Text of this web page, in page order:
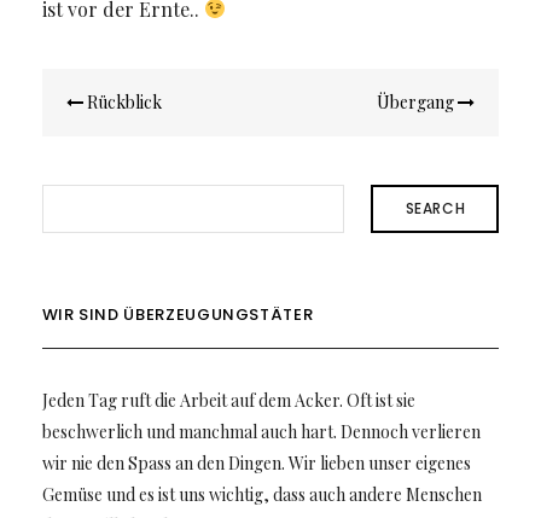
ist vor der Ernte..
Beitragsnavigation
Rückblick Übergang
SEARCH
WIR SIND ÜBERZEUGUNGSTÄTER
Jeden Tag ruft die Arbeit auf dem Acker. Oft ist sie
beschwerlich und manchmal auch hart. Dennoch verlieren
wir nie den Spass an den Dingen. Wir lieben unser eigenes
Gemüse und es ist uns wichtig, dass auch andere Menschen